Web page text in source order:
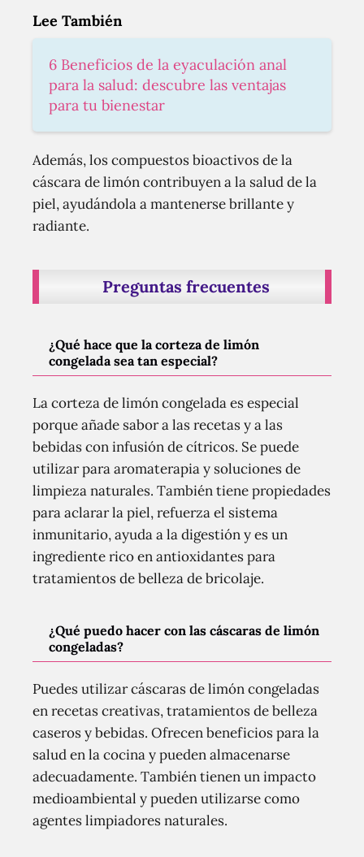
Lee También
6 Beneficios de la eyaculación anal
para la salud: descubre las ventajas
para tu bienestar
Además, los compuestos bioactivos de la
cáscara de limón contribuyen a la salud de la
piel, ayudándola a mantenerse brillante y
radiante.
Preguntas frecuentes
¿Qué hace que la corteza de limón
congelada sea tan especial?
La corteza de limón congelada es especial
porque añade sabor a las recetas y a las
bebidas con infusión de cítricos. Se puede
utilizar para aromaterapia y soluciones de
limpieza naturales. También tiene propiedades
para aclarar la piel, refuerza el sistema
inmunitario, ayuda a la digestión y es un
ingrediente rico en antioxidantes para
tratamientos de belleza de bricolaje.
¿Qué puedo hacer con las cáscaras de limón
congeladas?
Puedes utilizar cáscaras de limón congeladas
en recetas creativas, tratamientos de belleza
caseros y bebidas. Ofrecen beneficios para la
salud en la cocina y pueden almacenarse
adecuadamente. También tienen un impacto
medioambiental y pueden utilizarse como
agentes limpiadores naturales.